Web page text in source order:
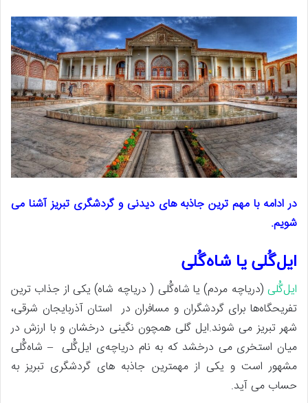
در ادامه با مهم ترین جاذبه های دیدنی و گردشگری تبریز آشنا می
شویم.
ایل‌گُلی یا شاه‌گُلی
ایل‌گُلی (دریاچه مردم) یا شاه‌گُلی ( دریاچه شاه) یکی از جذاب ترین
تفریحگاه‌ها برای گردشگران و مسافران در استان آذربایجان شرقی،
شهر تبریز می شوند.ایل گلی همچون نگینی درخشان و با ارزش در
میان استخری می درخشد که به نام دریاچه‌ی ایل‌گُلی – شاه‌گُلی
مشهور است و یکی از مهمترین جاذبه های گردشگری تبریز به
حساب می آید.